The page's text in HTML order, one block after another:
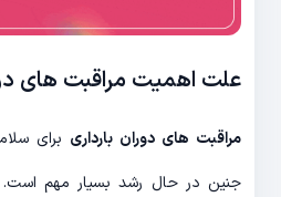
علت اهمیت مراقبت های
مراقبت های دوران بارداری برای
جنین در حال رشد بسیار مهم است.